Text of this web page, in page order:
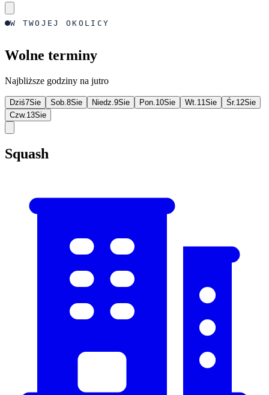
W TWOJEJ OKOLICY
Wolne terminy
Najbliższe godziny na jutro
Dziś7Sie Sob. 8Sie Niedz. 9Sie Pon. 10Sie Wt. 11Sie Śr. 12Sie
Czw. 13Sie
Squash